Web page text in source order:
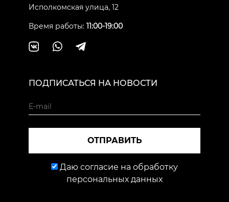
Исполкомская улица, 12
Время работы: 11:00-19:00
ПОДПИСАТЬСЯ НА НОВОСТИ
ОТПРАВИТЬ
Даю согласие на обработку
персональных данных